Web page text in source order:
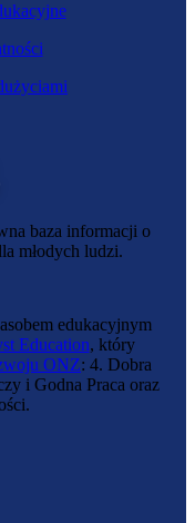
baza informacji o
młodych ludzi.
edukacyjnym
Education, który
ONZ: 4. Dobra
i Godna Praca oraz